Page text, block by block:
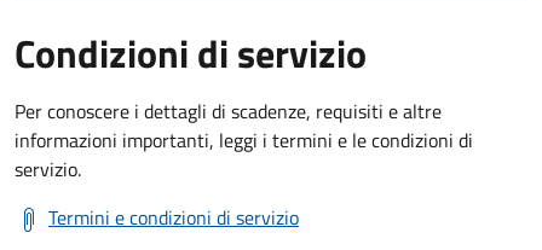
Condizioni di servizio
Per conoscere i dettagli di scadenze, requisiti e altre
informazioni importanti, leggi i termini e le condizioni di
servizio.
Termini e condizioni di servizio